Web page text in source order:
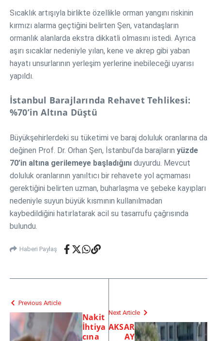
Sıcaklık artışıyla birlikte özellikle orman yangını riskinin
kırmızı alarma geçtiğini belirten Şen, vatandaşların
ormanlık alanlarda ekstra dikkatli olmasını istedi. Ayrıca
aşırı sıcaklar nedeniyle yılan, kene ve akrep gibi yaban
hayatı unsurlarının yerleşim yerlerine inebileceği uyarısı
yapıldı.
İstanbul Barajlarında Rehavet Tehlikesi:
%70’in Altına Düştü
Büyükşehirlerdeki su tüketimi ve baraj doluluk oranlarına da
değinen Prof. Dr. Orhan Şen, İstanbul’da barajların yüzde
70’in altına gerilemeye başladığını duyurdu. Mevcut
doluluk oranlarının yanıltıcı bir rehavete yol açmaması
gerektiğini belirten uzman, buharlaşma ve şebeke kayıpları
nedeniyle suyun büyük kısmının kullanılmadan
kaybedildiğini hatırlatarak acil su tasarrufu çağrısında
bulundu.
Haberi Paylaş
Previous Article
Nakit
İhtiya
cına
Next Article
AKSAR
AY